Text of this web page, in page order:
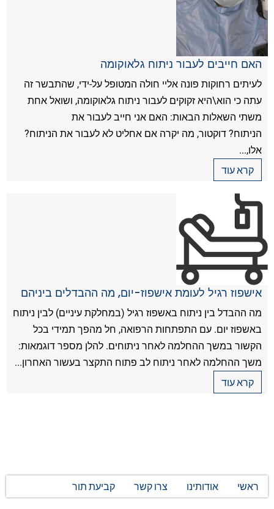
האם חייבים לעבור ניתוח גלאוקומה
לעיתים רחוקות פונה אליי חולה המטופל על-ידי, שהתבשר זה
עתה כי הוא\היא זקוקים לעבור ניתוח גלאוקומה, ושואל אחת
משתי השאלות הבאות: האם אני חייב לעבור את
הניתוח? דוקטור, מה יקרה אם אחליט לא לעבור את הניתוח?
אלו,...
קרא עוד
אישפוז רגיל לעומת אישפוז-יום, מה ההבדלים ביניהם
מה ההבדל בין ניתוח באשפוז רגיל (במחלקת עיניים) לבין ניתוח
באשפוז יום. עם התפתחות הרפואה, חל מהפך תמידי בכל
הקשור במשך ההחלמה לאחר ניתוחים. להלן מספר דוגמאות:
משך ההחלמה לאחר ניתוח לב פתוח התקצר בעשור האחרון...
קרא עוד
ראשי אודותינו צרו קשר קביעת תור